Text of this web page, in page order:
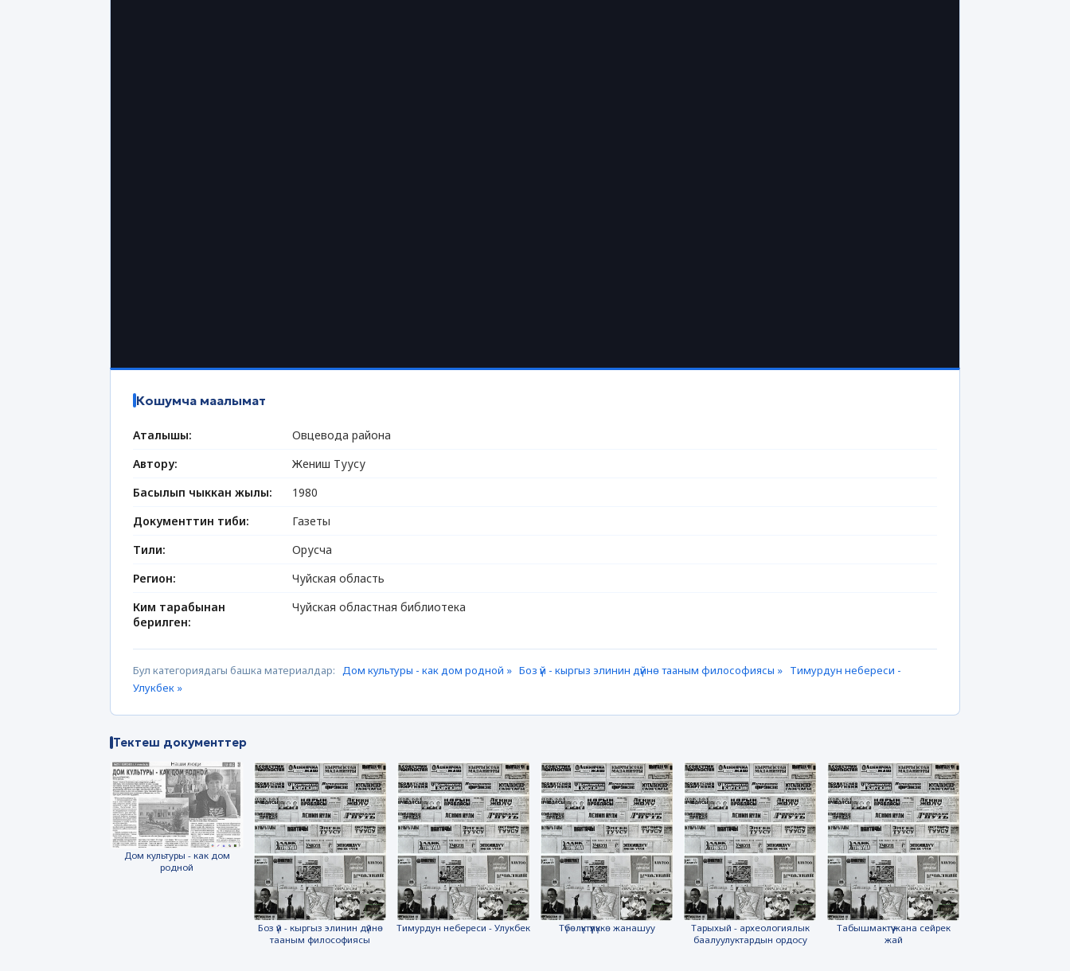
Кошумча маалымат
Аталышы:
Овцевода района
Автору:
Жениш Туусу
Басылып чыккан жылы:
1980
Документтин тиби:
Газеты
Тили:
Орусча
Регион:
Чуйская область
Ким тарабынан
берилген:
Чуйская областная библиотека
Бул категориядагы башка материалдар: Дом культуры - как дом родной » Боз үй - кыргыз элинин дүйнө тааным философиясы » Тимурдун небереси -
Улукбек »
Тектеш документтер
Дом культуры - как дом
родной
Боз үй - кыргыз элинин дүйнө
тааным философиясы
Тимурдун небереси - Улукбек Түбөлүктүүлүккө жанашуу
Тарыхый - археологиялык
баалуулуктардын ордосу
Табышмактүү жана сейрек
жай